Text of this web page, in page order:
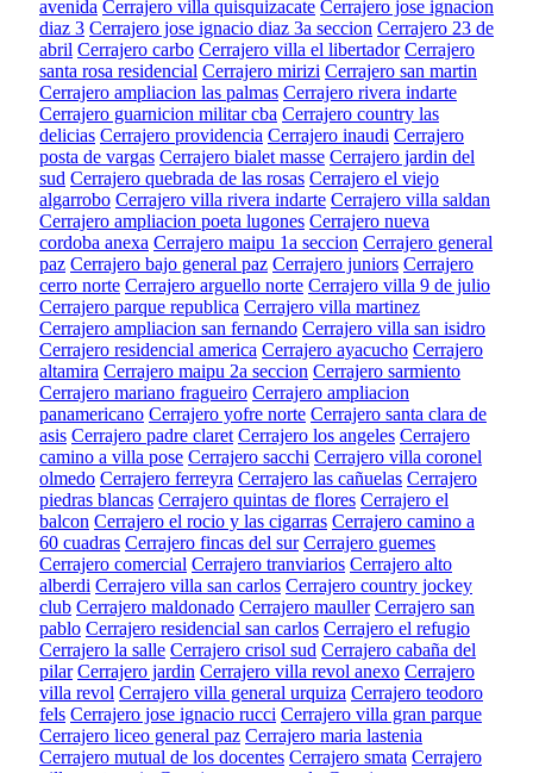
avenida Cerrajero villa quisquizacate Cerrajero jose ignacion
diaz 3 Cerrajero jose ignacio diaz 3a seccion Cerrajero 23 de
abril Cerrajero carbo Cerrajero villa el libertador Cerrajero
santa rosa residencial Cerrajero mirizi Cerrajero san martin
Cerrajero ampliacion las palmas Cerrajero rivera indarte
Cerrajero guarnicion militar cba Cerrajero country las
delicias Cerrajero providencia Cerrajero inaudi Cerrajero
posta de vargas Cerrajero bialet masse Cerrajero jardin del
sud Cerrajero quebrada de las rosas Cerrajero el viejo
algarrobo Cerrajero villa rivera indarte Cerrajero villa saldan
Cerrajero ampliacion poeta lugones Cerrajero nueva
cordoba anexa Cerrajero maipu 1a seccion Cerrajero general
paz Cerrajero bajo general paz Cerrajero juniors Cerrajero
cerro norte Cerrajero arguello norte Cerrajero villa 9 de julio
Cerrajero parque republica Cerrajero villa martinez
Cerrajero ampliacion san fernando Cerrajero villa san isidro
Cerrajero residencial america Cerrajero ayacucho Cerrajero
altamira Cerrajero maipu 2a seccion Cerrajero sarmiento
Cerrajero mariano fragueiro Cerrajero ampliacion
panamericano Cerrajero yofre norte Cerrajero santa clara de
asis Cerrajero padre claret Cerrajero los angeles Cerrajero
camino a villa pose Cerrajero sacchi Cerrajero villa coronel
olmedo Cerrajero ferreyra Cerrajero las cañuelas Cerrajero
piedras blancas Cerrajero quintas de flores Cerrajero el
balcon Cerrajero el rocio y las cigarras Cerrajero camino a
60 cuadras Cerrajero fincas del sur Cerrajero guemes
Cerrajero comercial Cerrajero tranviarios Cerrajero alto
alberdi Cerrajero villa san carlos Cerrajero country jockey
club Cerrajero maldonado Cerrajero mauller Cerrajero san
pablo Cerrajero residencial san carlos Cerrajero el refugio
Cerrajero la salle Cerrajero crisol sud Cerrajero cabaña del
pilar Cerrajero jardin Cerrajero villa revol anexo Cerrajero
villa revol Cerrajero villa general urquiza Cerrajero teodoro
fels Cerrajero jose ignacio rucci Cerrajero villa gran parque
Cerrajero liceo general paz Cerrajero maria lastenia
Cerrajero mutual de los docentes Cerrajero smata Cerrajero